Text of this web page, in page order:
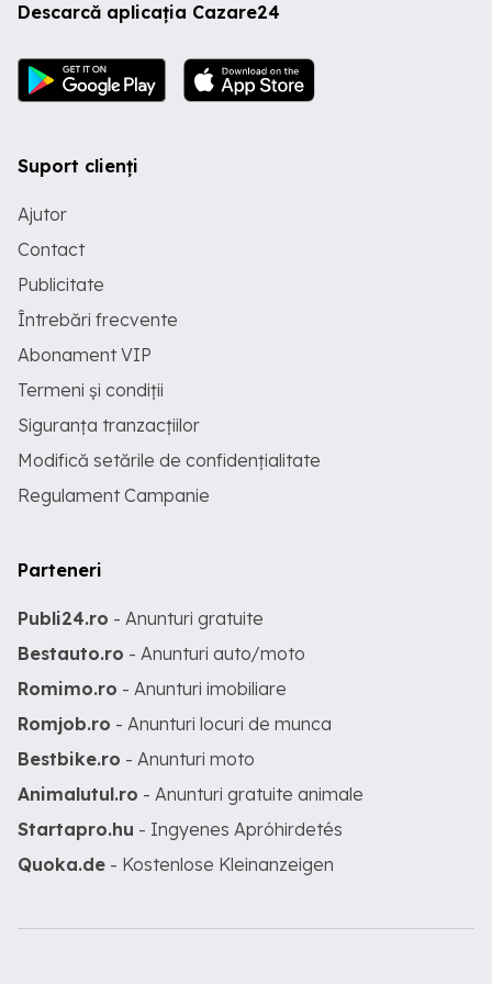
Descarcă aplicația Cazare24
Suport clienți
Ajutor
Contact
Publicitate
Întrebări frecvente
Abonament VIP
Termeni și condiții
Siguranța tranzacțiilor
Modifică setările de confidențialitate
Regulament Campanie
Parteneri
Publi24.ro - Anunturi gratuite
Bestauto.ro - Anunturi auto/moto
Romimo.ro - Anunturi imobiliare
Romjob.ro - Anunturi locuri de munca
Bestbike.ro - Anunturi moto
Animalutul.ro - Anunturi gratuite animale
Startapro.hu - Ingyenes Apróhirdetés
Quoka.de - Kostenlose Kleinanzeigen